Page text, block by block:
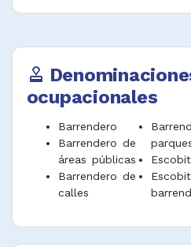
approval
ocupacionales
Barrendero
Barrendero de
áreas públicas
Barrendero de
calles